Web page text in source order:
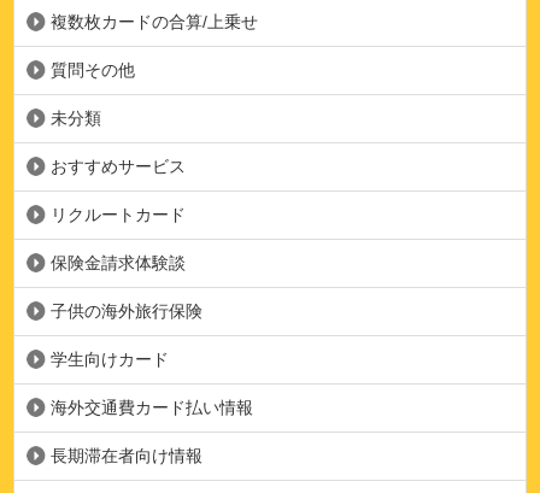
複数枚カードの合算/上乗せ
質問その他
未分類
おすすめサービス
リクルートカード
保険金請求体験談
子供の海外旅行保険
学生向けカード
海外交通費カード払い情報
長期滞在者向け情報